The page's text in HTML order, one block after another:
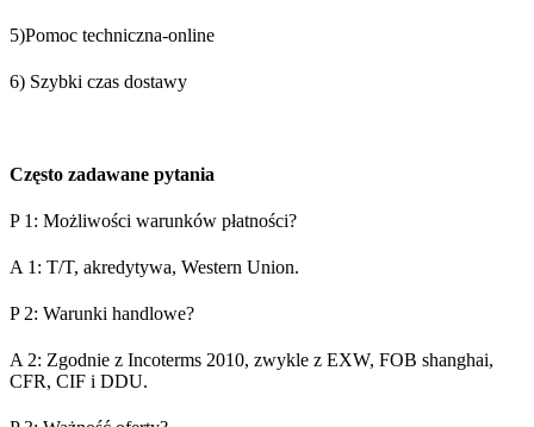
5)Pomoc techniczna-online
6) Szybki czas dostawy
Często zadawane pytania
P 1: Możliwości warunków płatności?
A 1: T/T, akredytywa, Western Union.
P 2: Warunki handlowe?
A 2: Zgodnie z Incoterms 2010, zwykle z EXW, FOB shanghai,
CFR, CIF i DDU.